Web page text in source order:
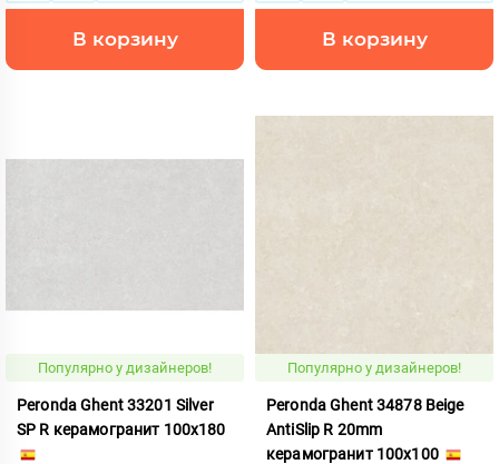
В корзину В корзину
Популярно у дизайнеров!
Peronda Ghent 33201 Silver
SP R керамогранит 100x180
Популярно у дизайнеров!
Peronda Ghent 34878 Beige
AntiSlip R 20mm
керамогранит 100x100